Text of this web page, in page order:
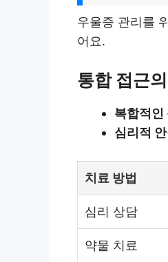
우울증 관리를
어요.
통합 접근
복합적인
심리적
치료 방법
심리 상담
약물 치료